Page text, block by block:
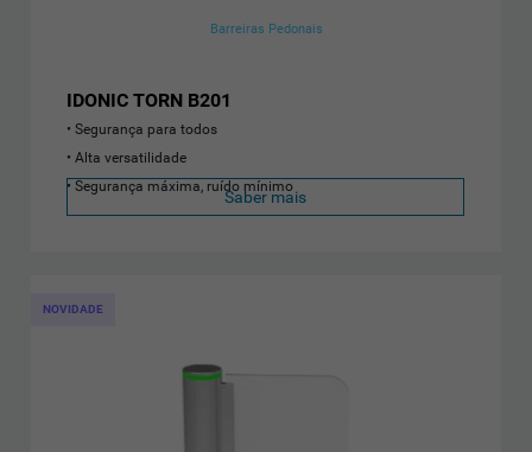
Barreiras Pedonais
IDONIC TORN B201
Segurança para todos
Alta versatilidade
Segurança máxima, ruído mínimo
Saber mais
NOVIDADE